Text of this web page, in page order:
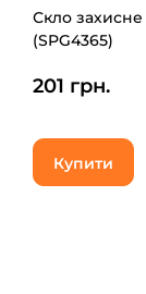
Скло захисне
(SPG4365)
201 грн.
Купити